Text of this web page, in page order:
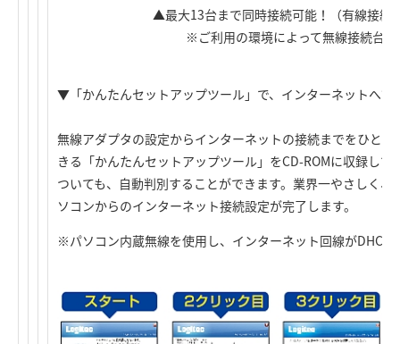
▲最大13台まで同時接続可能！（有線接続
※ご利用の環境によって無線接続台
▼「かんたんセットアップツール」で、インターネットへ簡
無線アダプタの設定からインターネットの接続までをひと
きる「かんたんセットアップツール」をCD-ROMに収録し
ついても、自動判別することができます。業界一やさしく
ソコンからのインターネット接続設定が完了します。
※パソコン内蔵無線を使用し、インターネット回線がDHCP